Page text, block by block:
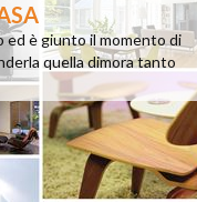
è giunto il momento di
quella dimora tanto